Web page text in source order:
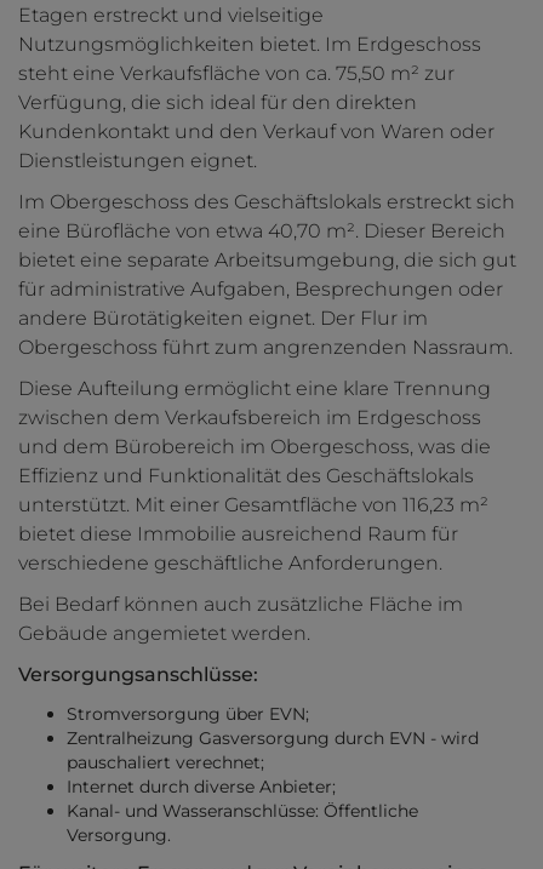
Etagen erstreckt und vielseitige
Nutzungsmöglichkeiten bietet. Im Erdgeschoss
steht eine Verkaufsfläche von ca. 75,50 m² zur
Verfügung, die sich ideal für den direkten
Kundenkontakt und den Verkauf von Waren oder
Dienstleistungen eignet.
Im Obergeschoss des Geschäftslokals erstreckt sich
eine Bürofläche von etwa 40,70 m². Dieser Bereich
bietet eine separate Arbeitsumgebung, die sich gut
für administrative Aufgaben, Besprechungen oder
andere Bürotätigkeiten eignet. Der Flur im
Obergeschoss führt zum angrenzenden Nassraum.
Diese Aufteilung ermöglicht eine klare Trennung
zwischen dem Verkaufsbereich im Erdgeschoss
und dem Bürobereich im Obergeschoss, was die
Effizienz und Funktionalität des Geschäftslokals
unterstützt. Mit einer Gesamtfläche von 116,23 m²
bietet diese Immobilie ausreichend Raum für
verschiedene geschäftliche Anforderungen.
Bei Bedarf können auch zusätzliche Fläche im
Gebäude angemietet werden.
Versorgungsanschlüsse:
Stromversorgung über EVN;
Zentralheizung Gasversorgung durch EVN - wird
pauschaliert verechnet;
Internet durch diverse Anbieter;
Kanal- und Wasseranschlüsse: Öffentliche
Versorgung.